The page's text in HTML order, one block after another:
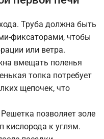
Труба должна быть
фиксаторами, чтобы
или ветра.
вмещать поленья
топка потребует
щепочек, что
позволяет золе
кислорода к углям.